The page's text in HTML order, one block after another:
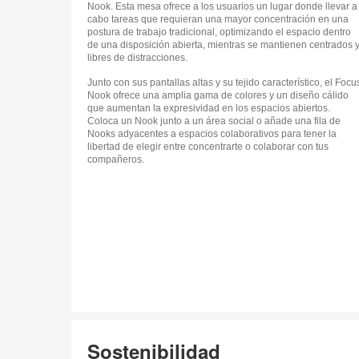
Nook. Esta mesa ofrece a los usuarios un lugar donde llevar a
cabo tareas que requieran una mayor concentración en una
postura de trabajo tradicional, optimizando el espacio dentro
de una disposición abierta, mientras se mantienen centrados y
libres de distracciones.
Junto con sus pantallas altas y su tejido característico, el
Nook ofrece una amplia gama de colores y un diseño cálido
que aumentan la expresividad en los espacios abiertos.
Coloca un Nook junto a un área social o añade una fila de
Nooks adyacentes a espacios colaborativos para tener la
libertad de elegir entre concentrarte o colaborar con tus
compañeros.
Sostenibilidad